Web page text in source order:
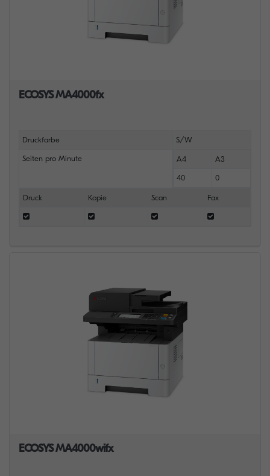
ECOSYS MA4000fx
Druckfarbe S/W
Seiten pro Minute A4 A3
40 0
Druck Kopie Scan Fax
ECOSYS MA4000wifx